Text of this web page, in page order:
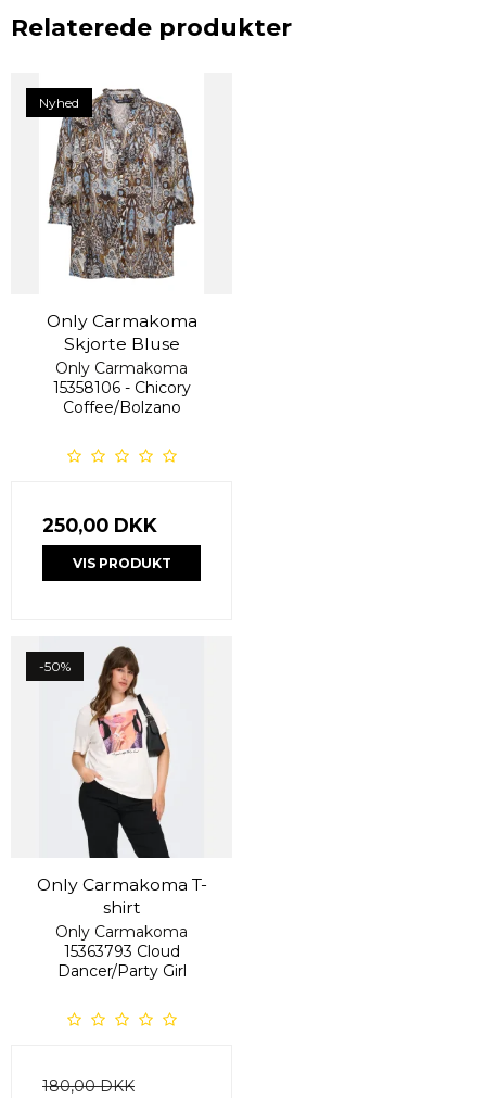
Relaterede produkter
Nyhed
Only Carmakoma
Skjorte Bluse
Only Carmakoma
15358106 - Chicory
Coffee/Bolzano
250,00 DKK
VIS PRODUKT
-50%
Only Carmakoma T-
shirt
Only Carmakoma
15363793 Cloud
Dancer/Party Girl
180,00 DKK